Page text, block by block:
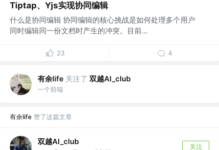
Tiptap、Yjs实现协同编辑
什么是协同编辑 协同编辑的核心挑战是如何处理多个用户
同时编辑同一份文档时产生的冲突。目前...
23 4
有余life 关注了 双越AI_club
一个前端
有余life 赞了这篇文章
双越AI_club
关注